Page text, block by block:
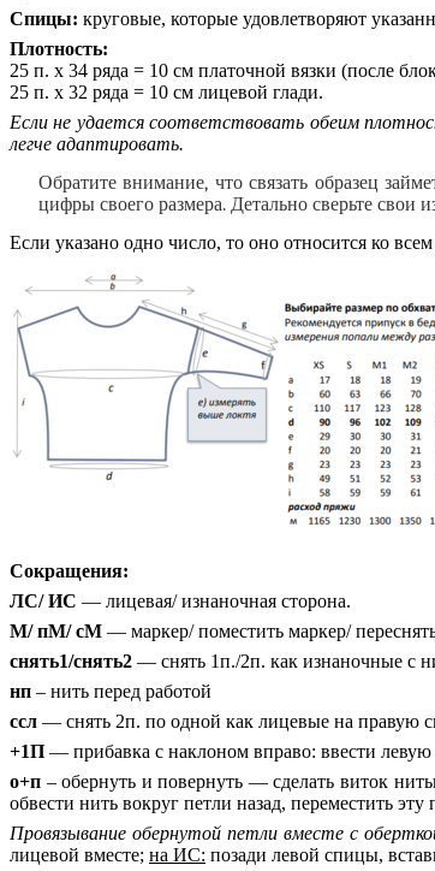
Спицы: круговые, которые удовлетворяют
Плотность:
25 п. х 34 ряда = 10 см платочной вязки (после
25 п. х 32 ряда = 10 см лицевой глади.
Если не удается соответствовать обеим
легче адаптировать.
Обратите внимание, что связать образец
цифры своего размера. Детально сверьте свои
Если указано одно число, то оно относится ко
Сокращения:
ЛС/ ИС — лицевая/ изнаночная сторона.
М/ пМ/ сМ — маркер/ поместить маркер/
снять1/снять2 — снять 1п./2п. как изнаночные с
нп – нить перед работой
ссл — снять 2п. по одной как лицевые на правую
+1П — прибавка с наклоном вправо: ввести
о+п – обернуть и повернуть — сделать виток
обвести нить вокруг петли назад, переместить
Провязывание обернутой петли вместе с
лицевой вместе; на ИС: позади левой спицы,